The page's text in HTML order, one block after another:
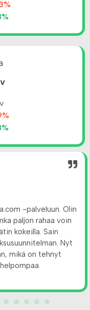
-palveluun. Olin
paljon rahaa voin
kokeilla. Sain
Nyt
mikä on tehnyt